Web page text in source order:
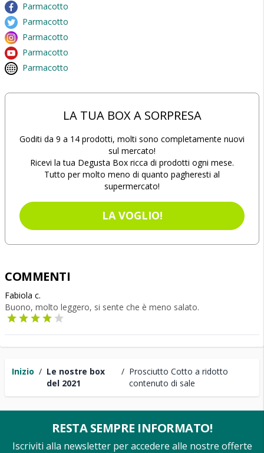
Inizio / Le nostre box
del 2021
/ Prosciutto Cotto a ridotto
contenuto di sale
Parmacotto
Parmacotto
Parmacotto
Parmacotto
Parmacotto
LA TUA BOX A SORPRESA
Goditi da 9 a 14 prodotti, molti sono completamente nuovi
sul mercato!
Ricevi la tua Degusta Box ricca di prodotti ogni mese.
Tutto per molto meno di quanto pagheresti al
supermercato!
LA VOGLIO!
COMMENTI
Fabiola c.
Buono, molto leggero, si sente che è meno salato.
RESTA SEMPRE INFORMATO!
Iscriviti alla newsletter per accedere alle nostre offerte